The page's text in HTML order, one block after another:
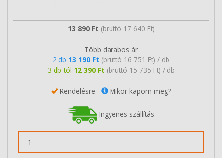
13 890 Ft (bruttó 17 640 Ft)
Több darabos ár
2 db 13 190 Ft (bruttó 16 751 Ft) / db
3 db-tól 12 390 Ft (bruttó 15 735 Ft) / db
Rendelésre Mikor kapom meg?
Ingyenes szállítás